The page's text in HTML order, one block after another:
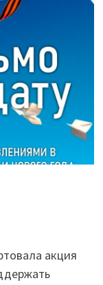
акция